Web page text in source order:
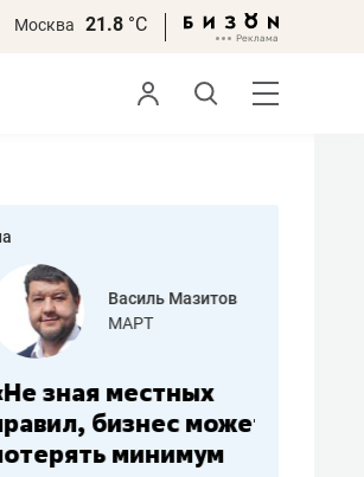
Москва 21.8 °С
Василь Мазитов
МАРТ
местных
бизнес может
минимум